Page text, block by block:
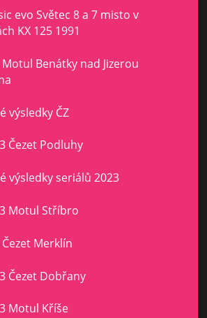
evo Světec 8 a 7 misto v
KX 125 1991
Motul Benátky nad Jizerou
výsledky ČZ
Čezet Podluhy
výsledky seriálů 2023
Motul Stříbro
Merklín
Čezet Dobřany
Motul Kříše